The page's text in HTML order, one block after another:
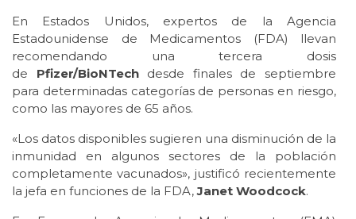
En Estados Unidos, expertos de la Agencia
Estadounidense de Medicamentos (FDA) llevan
recomendando una tercera dosis
de Pfizer/BioNTechdesde finales de septiembre
para determinadas categorías de personas en riesgo,
como las mayores de 65 años.
«Los datos disponibles sugieren una disminución de la
inmunidad en algunos sectores de la población
completamente vacunados», justificó recientemente
la jefa en funciones de la FDA,Janet Woodcock.